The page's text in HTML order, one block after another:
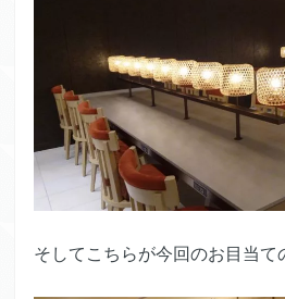
そしてこちらが今回のお目当て